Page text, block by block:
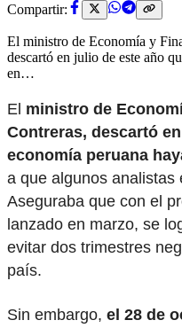
Compartir:
El ministro de Economía y
descartó en julio de este año
en…
El ministro de
Contreras, descartó
economía peruana
a que algunos analistas
Aseguraba que con el
lanzado en marzo, se
evitar dos trimestres
país.
Sin embargo, el 28 de